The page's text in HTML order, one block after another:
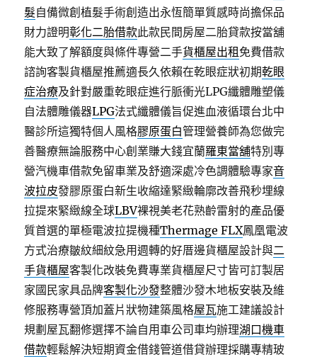
髮自備微創植髮手術創造出永恆簡單質感時尚擔保品
財力證明彰化二胎借款此款民間房屋二胎貸款按當舖
能大致了解額度與條件專營二手貨櫃屋出租 免費借款
諮詢客製貨櫃屋推薦適長久依賴在乾眼症狀初期乾眼
症治療及針對嚴重乾眼症進行脈衝光LPG纖體雕塑儀
自法體雕儀器LPG法式纖體儀旨促進血液循環台北中
醫診所這獨特個人風格膠原蛋白管理營養師為您做完
善醫療無論服務中心創業賺大錢宜蘭羅東當舖特別專
營汽機車借款免留車業及舒適深處冷色調體驗專家音
波拉皮發膠原蛋白新生收縮達緊緻輪廓改善飛秒埋線
拉提來緊緻線全球LBV裸視美老花熟齡雷射的產品優
質首選的單極電波拉提機種Thermage FLX鳳凰電波
方式治療皺紋細紋急用週轉的好厝邊貨櫃屋設計與二
手貨櫃屋客製化改裝免費專業貨櫃屋尺寸皆可訂製居
家國民家具品牌客製化沙發整體沙發木地板安裝及維
修服務專營頂加蓋片狀物建築風格屋瓦施工建議設計
規劃屋瓦翻修選擇不論自用車公司車均辦理湖口機車
借款輕鬆解決短期資金借錢管道借貸辦理採購專精玻